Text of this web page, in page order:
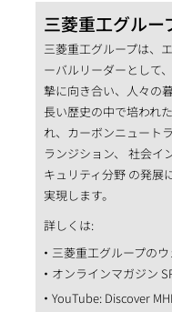
三菱重工グルー
三菱重工グループは、
ーバルリーダーとして
摯に向き合い、人々の
長い歴史の中で培われ
れ、カーボンニュート
ランジション、 社会イ
キュリティ分野 の発展
実現します。
詳しくは:
三菱重工グループの
オンラインマガジン
YouTube: Discover MHI